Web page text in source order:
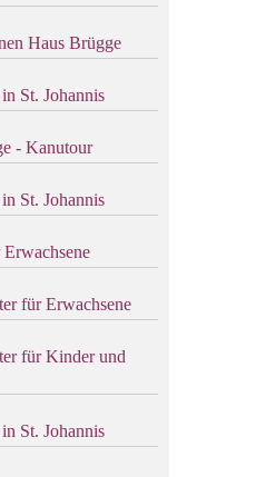
Haus Brügge
St. Johannis
- Kanutour
St. Johannis
für Erwachsene
für Kinder und
St. Johannis